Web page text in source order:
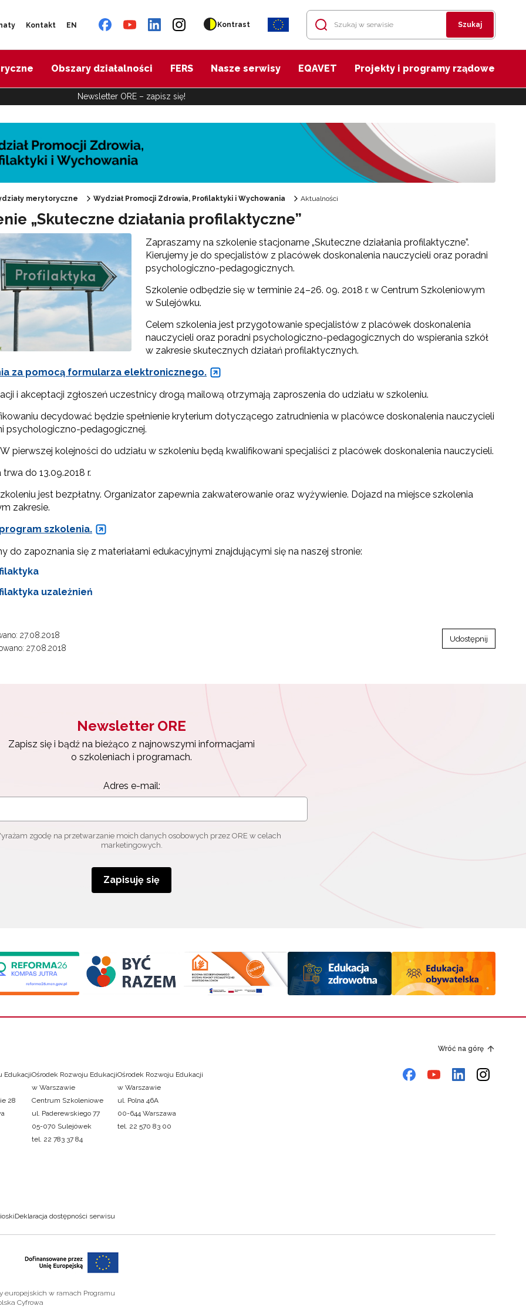
Kontakt EN Kontrast Szukaj
Obszary działalności FERS Nasze serwisy EQAVET Projekty i programy rządowe
Newsletter ORE – zapisz się!
Zdrowia"
zdrowotna"
programy profilaktyczne"
i projekty Wydziału"
wychowawczo-profilaktyczny szkoły"
merytoryczne Wydział Promocji Zdrowia, Profilaktyki i Wychowania Aktualności
„Skuteczne działania profilaktyczne”
Zapraszamy na szkolenie stacjonarne „Skuteczne działania profilaktyczne”.
Kierujemy je do specjalistów z placówek doskonalenia nauczycieli oraz poradni
psychologiczno-pedagogicznych.
Szkolenie odbędzie się w terminie 24–26. 09. 2018 r. w Centrum Szkoleniowym
w Sulejówku.
Celem szkolenia jest przygotowanie specjalistów z placówek doskonalenia
nauczycieli oraz poradni psychologiczno-pedagogicznych do wspierania szkół
w zakresie skutecznych działań profilaktycznych.
za pomocą formularza elektronicznego.
i akceptacji zgłoszeń uczestnicy drogą mailową otrzymają zaproszenia do udziału w szkoleniu.
decydować będzie spełnienie kryterium dotyczącego zatrudnienia w placówce doskonalenia nauczycieli
psychologiczno-pedagogicznej.
pierwszej kolejności do udziału w szkoleniu będą kwalifikowani specjaliści z placówek doskonalenia nauczycieli.
do 13.09.2018 r.
jest bezpłatny. Organizator zapewnia zakwaterowanie oraz wyżywienie. Dojazd na miejsce szkolenia
zakresie.
szkolenia.
do zapoznania się z materiałami edukacyjnymi znajdującymi się na naszej stronie:
uzależnień
27.08.2018
27.08.2018
Udostępnij
Newsletter ORE
Zapisz się i bądź na bieżąco z najnowszymi informacjami
o szkoleniach i programach.
Adres e-mail:
zgodę na przetwarzanie moich danych osobowych przez ORE w celach
marketingowych.
Zapisuję się
Wróć na górę
Edukacji
28
Ośrodek Rozwoju Edukacji
w Warszawie
Centrum Szkoleniowe
ul. Paderewskiego 77
05-070 Sulejówek
tel. 22 783 37 84
Ośrodek Rozwoju Edukacji
w Warszawie
ul. Polna 46A
00-644 Warszawa
tel. 22 570 83 00
Deklaracja dostępności serwisu
europejskich w ramach Programu
Cyfrowa